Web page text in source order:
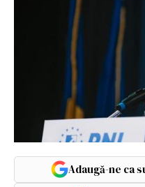
Adaugă-ne ca